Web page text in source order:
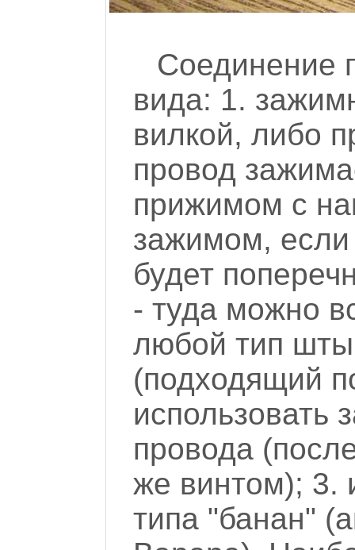
Соединение
вида: 1.
вилкой, либо
провод
прижимом с
зажимом, если
будет
- туда можно
любой тип
(подходящий
использовать
провода
же винтом); 3.
типа "банан"